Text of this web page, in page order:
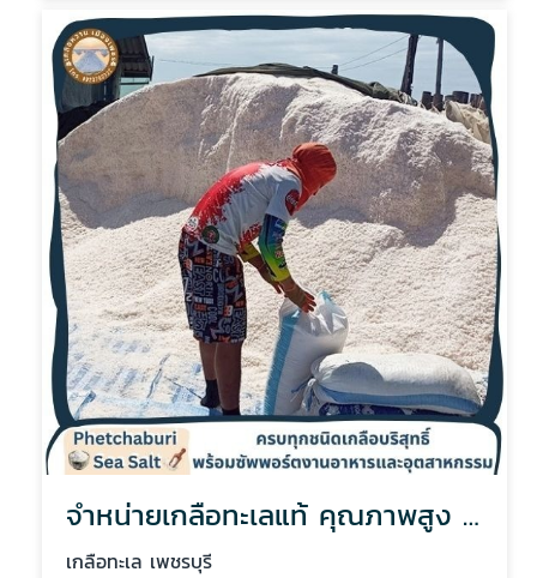
จำหน่ายเกลือทะเลแท้ คุณภาพสูง ราคาส่ง
เกลือทะเล เพชรบุรี